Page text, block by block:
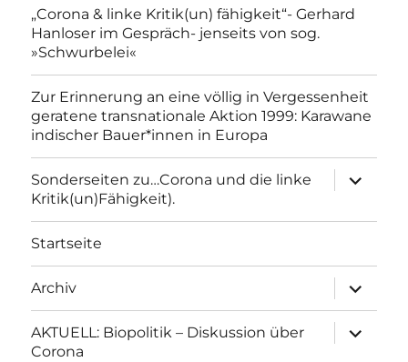
„Corona & linke Kritik(un) fähigkeit“- Gerhard
Hanloser im Gespräch- jenseits von sog.
»Schwurbelei«
Zur Erinnerung an eine völlig in Vergessenheit
geratene transnationale Aktion 1999: Karawane
indischer Bauer*innen in Europa
Sonderseiten zu…Corona und die linke
Kritik(un)Fähigkeit).
anzeigen
Startseite
Archiv
anzeigen
AKTUELL: Biopolitik – Diskussion über
Corona
anzeigen